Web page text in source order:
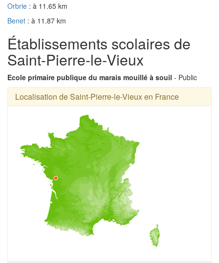
Orbrie : à 11.65 km
Benet : à 11.87 km
Établissements scolaires de
Saint-Pierre-le-Vieux
Ecole primaire publique du marais mouillé à souil - Public
Localisation de Saint-Pierre-le-Vieux en France